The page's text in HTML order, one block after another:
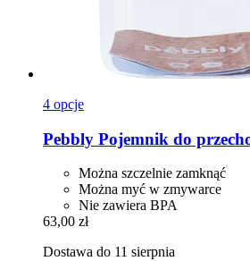
4 opcje
Pebbly Pojemnik do
Można szczelnie zamknąć
Można myć w zmywarce
Nie zawiera BPA
63,00 zł
Dostawa do 11 sierpnia